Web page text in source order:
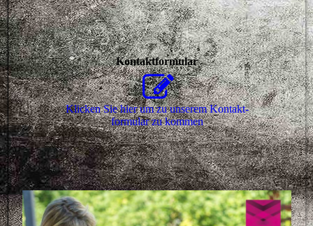
Kontaktformular
Klicken Sie hier um zu unserem Kon­takt­
for­mu­lar zu kommen